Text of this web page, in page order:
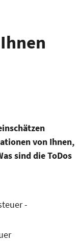
von Ihnen,
sind die ToDos
-